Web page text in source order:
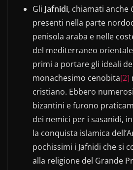
Gli Jafnidi, chiamati anche
presenti nella parte
penisola araba e nelle
del mediterraneo
primi a portare gli ideali
monachesimo cenobita[2]
cristiano. Ebbero
bizantini e furono
dei nemici per i sasanidi,
la conquista islamica
pochissimi i Jafnidi che si
alla religione del Grande